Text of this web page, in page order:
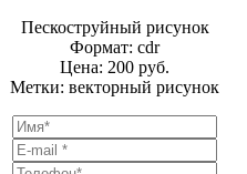
Пескоструйный рисунок
Формат: cdr
Цена: 200 руб.
Метки: векторный рисунок